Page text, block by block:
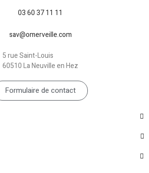
03 60 37 11 11
sav@omerveille.com
5 rue Saint-Louis
60510 La Neuville en Hez
Formulaire de contact